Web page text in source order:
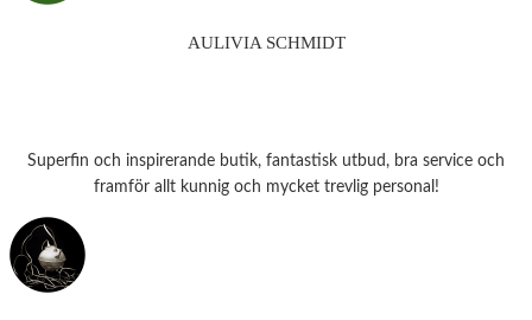
AULIVIA SCHMIDT
Superfin och inspirerande butik, fantastisk utbud, bra service och
framför allt kunnig och mycket trevlig personal!